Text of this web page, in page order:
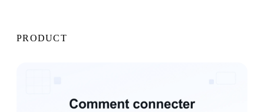
PRODUCT